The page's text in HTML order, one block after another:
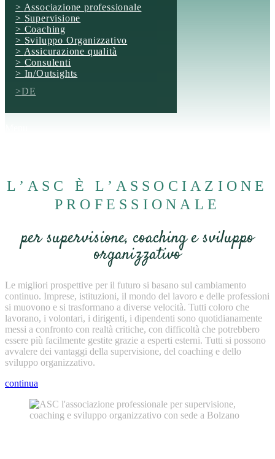
Associazione professionale
Supervisione
Coaching
Sviluppo Organizzativo
Assicurazione qualità
Consulenti
In/Outsights
DE
L’ASC È L’ASSOCIAZIONE
PROFESSIONALE
per supervisione, coaching e sviluppo
organizzativo
Le migliori prospettive per il futuro si basano sul cambiamento
continuo. Imprese, istituzioni, il mondo del lavoro e delle professioni
si muovono e si trasformano a diverse velocità. Tutti coloro che
lavorano, i volontari, i dirigenti, i dipendenti sono quotidianamente
messi a confronto con realtà critiche, con difficoltà che potrebbero
essere più facilmente gestite grazie a esperti esterni. Tutti si possono
avvalere dei vantaggi della supervisione, del coaching e dello
sviluppo organizzativo.
continua